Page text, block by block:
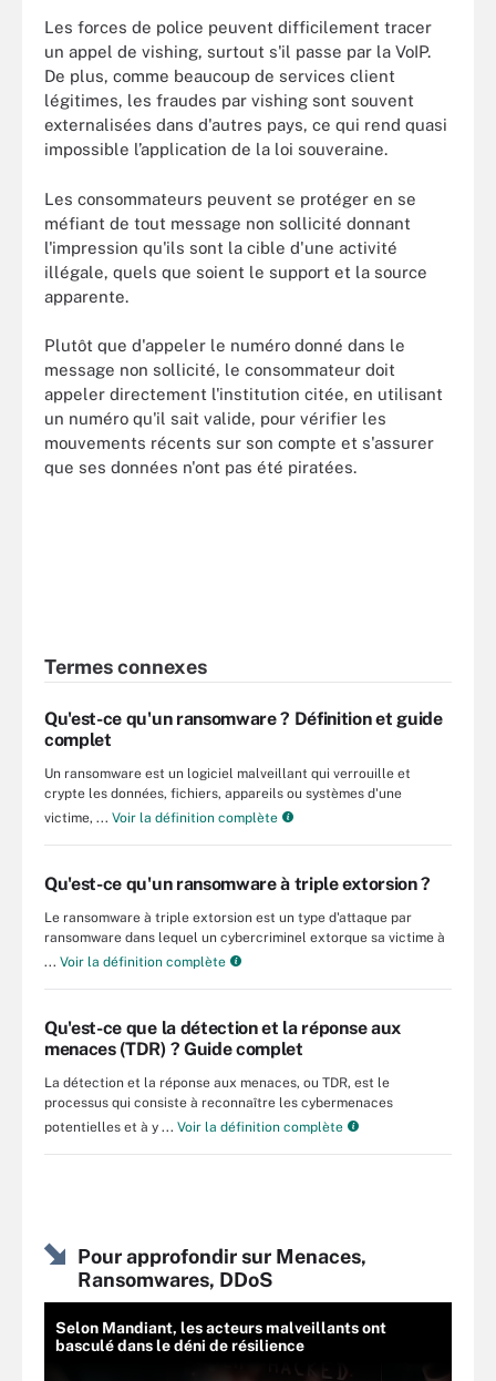
Les forces de police peuvent difficilement tracer
un appel de vishing, surtout s'il passe par la VoIP.
De plus, comme beaucoup de services client
légitimes, les fraudes par vishing sont souvent
externalisées dans d'autres pays, ce qui rend quasi
impossible l’application de la loi souveraine.
Les consommateurs peuvent se protéger en se
méfiant de tout message non sollicité donnant
l'impression qu'ils sont la cible d'une activité
illégale, quels que soient le support et la source
apparente.
Plutôt que d'appeler le numéro donné dans le
message non sollicité, le consommateur doit
appeler directement l'institution citée, en utilisant
un numéro qu'il sait valide, pour vérifier les
mouvements récents sur son compte et s'assurer
que ses données n'ont pas été piratées.
Termes connexes
Qu'est-ce qu'un ransomware ? Définition et guide
complet
Un ransomware est un logiciel malveillant qui verrouille et
crypte les données, fichiers, appareils ou systèmes d'une
victime, ... Voir la définition complète
Qu'est-ce qu'un ransomware à triple extorsion ?
Le ransomware à triple extorsion est un type d'attaque par
ransomware dans lequel un cybercriminel extorque sa victime à
... Voir la définition complète
Qu'est-ce que la détection et la réponse aux
menaces (TDR) ? Guide complet
La détection et la réponse aux menaces, ou TDR, est le
processus qui consiste à reconnaître les cybermenaces
potentielles et à y ... Voir la définition complète
Pour approfondir sur Menaces,
Ransomwares, DDoS
Selon Mandiant, les acteurs malveillants ont
basculé dans le déni de résilience